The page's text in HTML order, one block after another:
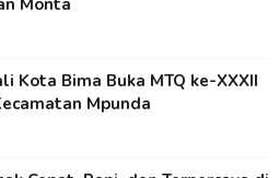
Monta
Kota Bima Buka MTQ ke-XXXII
Mpunda